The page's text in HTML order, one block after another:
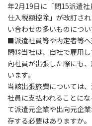
年2月19日に「問15派遣
仕入税額控除」が改訂さ
い合わせの多いものにつ
■派遣社員等や内定者等
問⑮当社は、自社で雇用
向社員が出張した際にも
います。
当該出張旅費については
社員に支払われることに
て派遣元企業や出向元企
存する必要はありますか。